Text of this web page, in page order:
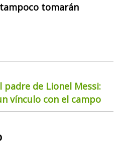
tomarán
padre de Lionel Messi:
vínculo con el campo